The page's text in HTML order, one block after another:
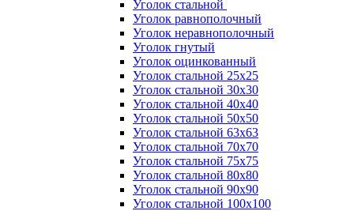
Уголок стальной
Уголок равнополочный
Уголок неравнополочный
Уголок гнутый
Уголок оцинкованный
Уголок стальной 25х25
Уголок стальной 30х30
Уголок стальной 40х40
Уголок стальной 50х50
Уголок стальной 63х63
Уголок стальной 70х70
Уголок стальной 75х75
Уголок стальной 80х80
Уголок стальной 90х90
Уголок стальной 100х100